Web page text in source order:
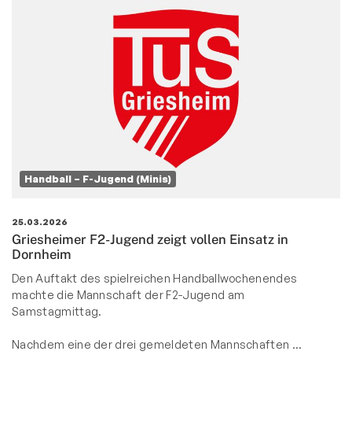
Handball – F-Jugend (Minis)
25.03.2026
Griesheimer F2-Jugend zeigt vollen Einsatz in
Dornheim
Den Auftakt des spielreichen Handballwochenendes
machte die Mannschaft der F2-Jugend am
Samstagmittag.
Nachdem eine der drei gemeldeten Mannschaften …